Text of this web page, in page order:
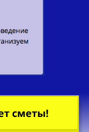
сметы!